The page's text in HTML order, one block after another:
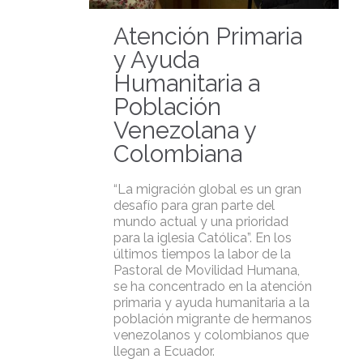
Atención Primaria
y Ayuda
Humanitaria a
Población
Venezolana y
Colombiana
“La migración global es un gran
desafío para gran parte del
mundo actual y una prioridad
para la iglesia Católica”. En los
últimos tiempos la labor de la
Pastoral de Movilidad Humana,
se ha concentrado en la atención
primaria y ayuda humanitaria a la
población migrante de hermanos
venezolanos y colombianos que
llegan a Ecuador.